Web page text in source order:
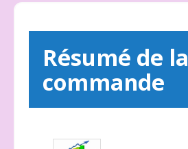
Résumé de la
commande